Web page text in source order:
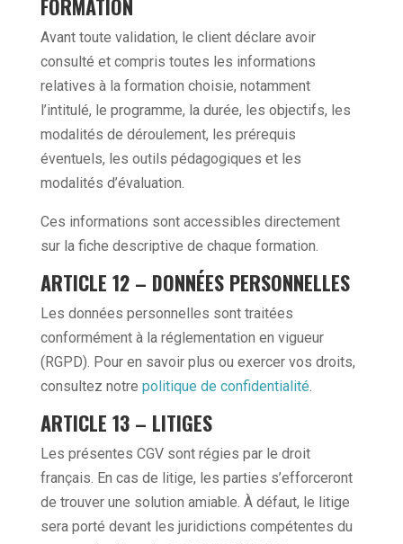
FORMATION
Avant toute validation, le client déclare avoir
consulté et compris toutes les informations
relatives à la formation choisie, notamment
l’intitulé, le programme, la durée, les objectifs, les
modalités de déroulement, les prérequis
éventuels, les outils pédagogiques et les
modalités d’évaluation.
Ces informations sont accessibles directement
sur la fiche descriptive de chaque formation.
ARTICLE 12 – DONNÉES PERSONNELLES
Les données personnelles sont traitées
conformément à la réglementation en vigueur
(RGPD). Pour en savoir plus ou exercer vos droits,
consultez notre politique de confidentialité.
ARTICLE 13 – LITIGES
Les présentes CGV sont régies par le droit
français. En cas de litige, les parties s’efforceront
de trouver une solution amiable. À défaut, le litige
sera porté devant les juridictions compétentes du